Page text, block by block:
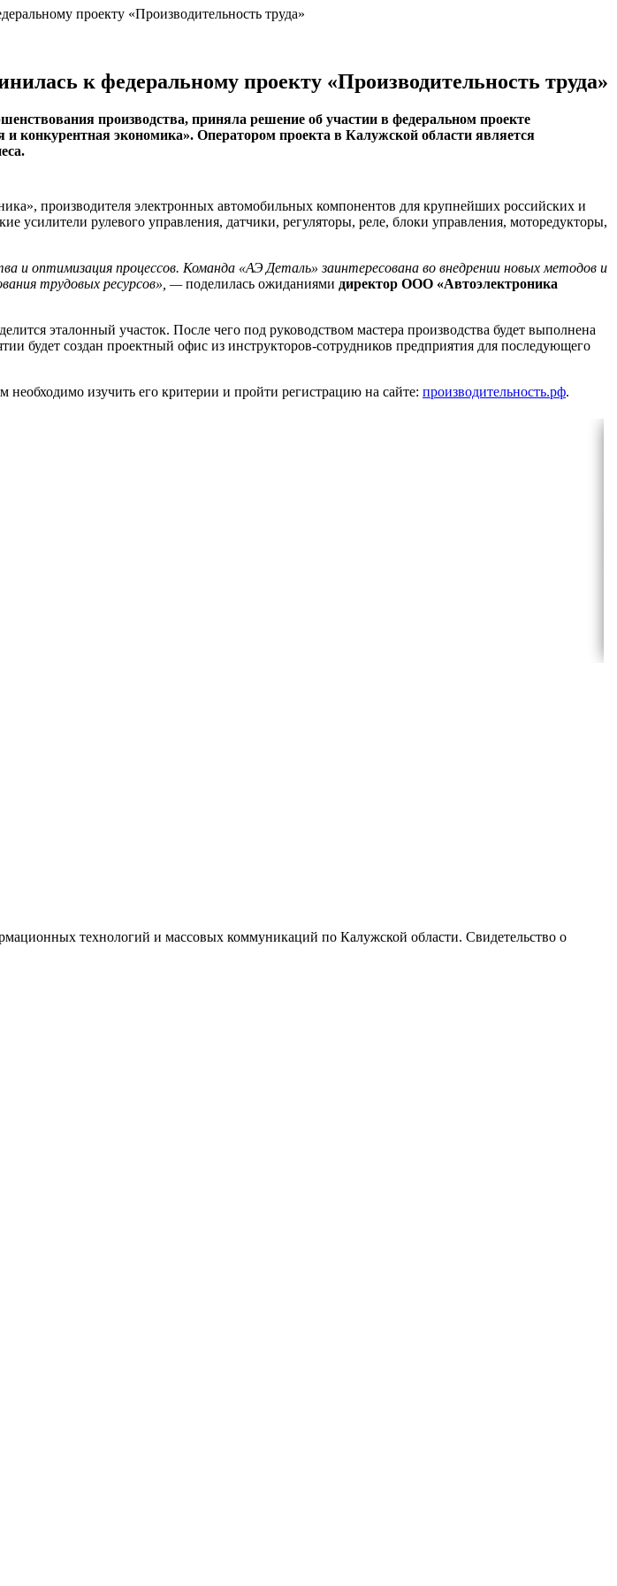
проекту «Производительность труда»
к федеральному проекту «Производительность труда»
производства, приняла решение об участии в федеральном проекте
конкурентная экономика». Оператором проекта в Калужской области является
производителя электронных автомобильных компонентов для крупнейших российских и
усилители рулевого управления, датчики, регуляторы, реле, блоки управления, моторедукторы,
и оптимизация процессов. Команда «АЭ Деталь» заинтересована во внедрении новых методов и
трудовых ресурсов», —поделилась ожиданиями директор ООО «Автоэлектроника
эталонный участок. После чего под руководством мастера производства будет выполнена
будет создан проектный офис из инструкторов-сотрудников предприятия для последующего
изучить его критерии и пройти регистрацию на сайте: производительность.рф.
технологий и массовых коммуникаций по Калужской области. Свидетельство о